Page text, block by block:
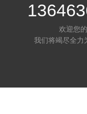
欢迎您
我们将竭尽全力